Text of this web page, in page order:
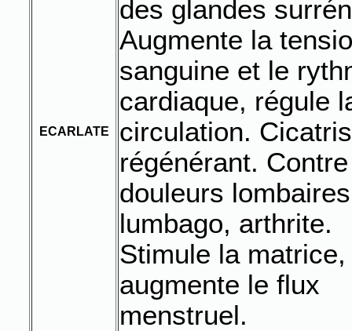
ECARLATE
des glandes
Augmente la
sanguine et le
cardiaque, régule
circulation.
régénérant. Contre
douleurs
lumbago, arthrite.
Stimule la matrice,
augmente le flux
menstruel.